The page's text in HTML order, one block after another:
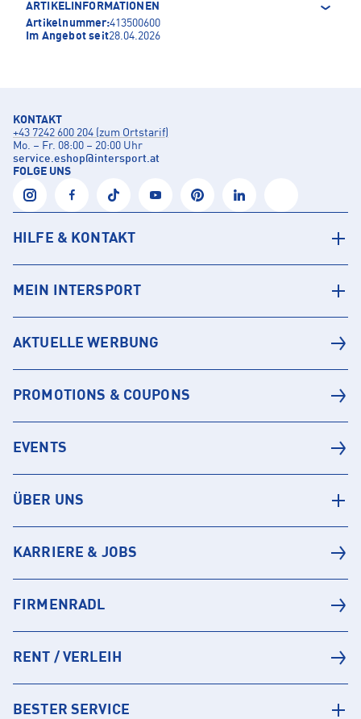
ARTIKELINFORMATIONEN
Artikelnummer:413500600
Im Angebot seit28.04.2026
KONTAKT
+43 7242 600 204 (zum Ortstarif)
Mo. – Fr. 08:00 – 20:00 Uhr
service.eshop@intersport.at
FOLGE UNS
HILFE & KONTAKT
MEIN INTERSPORT
AKTUELLE WERBUNG
PROMOTIONS & COUPONS
EVENTS
ÜBER UNS
KARRIERE & JOBS
FIRMENRADL
RENT / VERLEIH
BESTER SERVICE